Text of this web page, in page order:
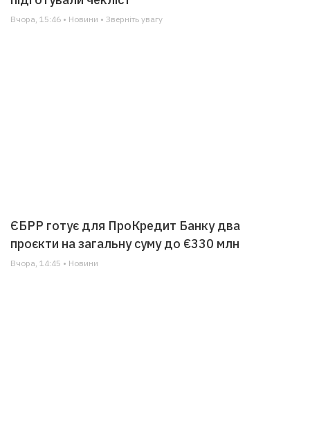
Вчора, 15:46 • Новини • Зверніть увагу
ЄБРР готує для ПроКредит Банку два
проєкти на загальну суму до €330 млн
Вчора, 14:45 • Новини